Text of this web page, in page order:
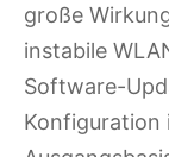
große
instabile
Software-
Konfiguration